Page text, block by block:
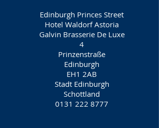
Edinburgh Princes Street
Hotel Waldorf Astoria
Galvin Brasserie De Luxe
4
Prinzenstraße
Edinburgh
EH1 2AB
Stadt Edinburgh
Schottland
0131 222 8777